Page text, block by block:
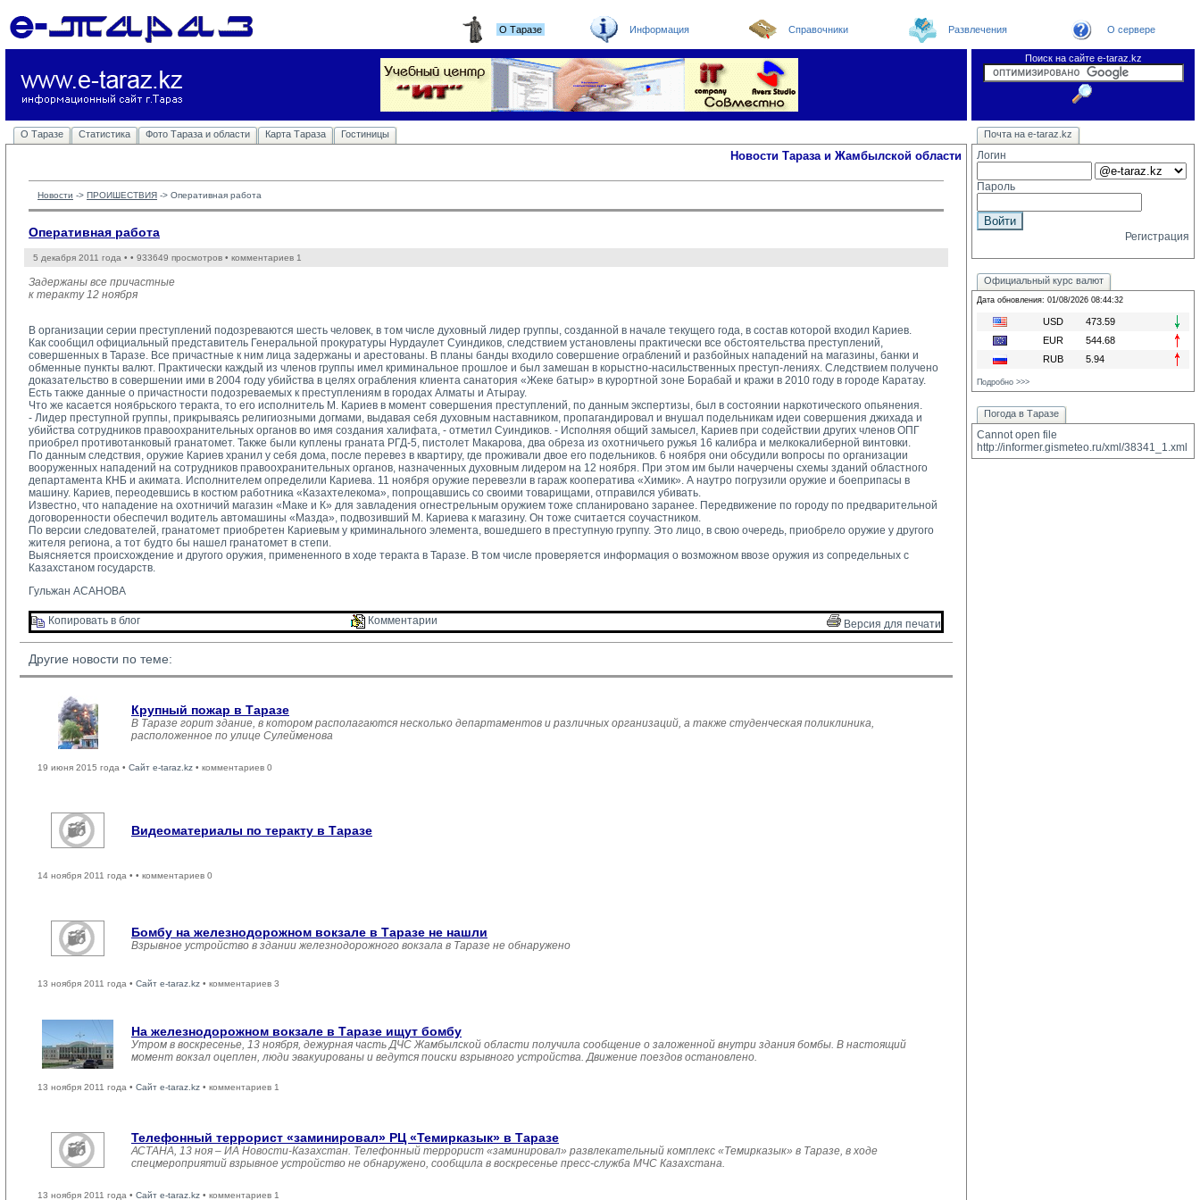
О Таразе Информация Справочники Развлечения О сервере
Поиск на сайте e-taraz.kz
О Таразе Статистика Фото Тараза и области Карта Тараза Гостиницы Новости Погода в Таразе
Телефоный справочник
Видеоконференция
Новости e-taraz
Новости Тараза и Жамбылской области
Новости -> ПРОИШЕСТВИЯ -> Оперативная работа
Оперативная работа
5 декабря 2011 года • • 933649 просмотров • комментариев 1
Задержаны все причастные
к теракту 12 ноября
В организации серии преступлений подозреваются шесть человек, в том числе духовный лидер группы, созданной в начале текущего года, в состав которой входил Кариев.
Как сообщил официальный представитель Генеральной прокуратуры Нурдаулет Суиндиков, следствием установлены практически все обстоятельства преступлений,
совершенных в Таразе. Все причастные к ним лица задержаны и арестованы. В планы банды входило совершение ограблений и разбойных нападений на магазины, банки и
обменные пункты валют. Практически каждый из членов группы имел криминальное прошлое и был замешан в корыстно-насильственных преступ-лениях. Следствием получено
доказательство в совершении ими в 2004 году убийства в целях ограбления клиента санатория «Жеке батыр» в курортной зоне Борабай и кражи в 2010 году в городе Каратау.
Есть также данные о причастности подозреваемых к преступлениям в городах Алматы и Атырау.
Что же касается ноябрьского теракта, то его исполнитель М. Кариев в момент совершения преступлений, по данным экспертизы, был в состоянии наркотического опьянения.
- Лидер преступной группы, прикрываясь религиозными догмами, выдавая себя духовным наставником, пропагандировал и внушал подельникам идеи совершения джихада и
убийства сотрудников правоохранительных органов во имя создания халифата, - отметил Суиндиков. - Исполняя общий замысел, Кариев при содействии других членов ОПГ
приобрел противотанковый гранатомет. Также были куплены граната РГД-5, пистолет Макарова, два обреза из охотничьего ружья 16 калибра и мелкокалиберной винтовки.
По данным следствия, оружие Кариев хранил у себя дома, после перевез в квартиру, где проживали двое его подельников. 6 ноября они обсудили вопросы по организации
вооруженных нападений на сотрудников правоохранительных органов, назначенных духовным лидером на 12 ноября. При этом им были начерчены схемы зданий областного
департамента КНБ и акимата. Исполнителем определили Кариева. 11 ноября оружие перевезли в гараж кооператива «Химик». А наутро погрузили оружие и боеприпасы в
машину. Кариев, переодевшись в костюм работника «Казахтелекома», попрощавшись со своими товарищами, отправился убивать.
Известно, что нападение на охотничий магазин «Маке и К» для завладения огнестрельным оружием тоже спланировано заранее. Передвижение по городу по предварительной
договоренности обеспечил водитель автомашины «Мазда», подвозивший М. Кариева к магазину. Он тоже считается соучастником.
По версии следователей, гранатомет приобретен Кариевым у криминального элемента, вошедшего в преступную группу. Это лицо, в свою очередь, приобрело оружие у другого
жителя региона, а тот будто бы нашел гранатомет в степи.
Выясняется происхождение и другого оружия, примененного в ходе теракта в Таразе. В том числе проверяется информация о возможном ввозе оружия из сопредельных с
Казахстаном государств.
Гульжан АСАНОВА
Копировать в блог Комментарии Версия для печати
Другие новости по теме:
Крупный пожар в Таразе
В Таразе горит здание, в котором располагаются несколько департаментов и различных организаций, а также студенческая поликлиника,
расположенное по улице Сулейменова
19 июня 2015 года • Сайт e-taraz.kz • комментариев 0
Видеоматериалы по теракту в Таразе
14 ноября 2011 года • • комментариев 0
Бомбу на железнодорожном вокзале в Таразе не нашли
Взрывное устройство в здании железнодорожного вокзала в Таразе не обнаружено
13 ноября 2011 года • Сайт e-taraz.kz • комментариев 3
На железнодорожном вокзале в Таразе ищут бомбу
Утром в воскресенье, 13 ноября, дежурная часть ДЧС Жамбылской области получила сообщение о заложенной внутри здания бомбы. В настоящий
момент вокзал оцеплен, люди эвакуированы и ведутся поиски взрывного устройства. Движение поездов остановлено.
13 ноября 2011 года • Сайт e-taraz.kz • комментариев 1
Телефонный террорист «заминировал» РЦ «Темирказык» в Таразе
АСТАНА, 13 ноя – ИА Новости-Казахстан. Телефонный террорист «заминировал» развлекательный комплекс «Темирказык» в Таразе, в ходе
спецмероприятий взрывное устройство не обнаружено, сообщила в воскресенье пресс-служба МЧС Казахстана.
13 ноября 2011 года • Сайт e-taraz.kz • комментариев 1
Почта на e-taraz.kz
Логин
Пароль
Регистрация
Официальный курс валют
Дата обновления: 01/08/2026 08:44:32
USD
473.59
EUR
544.68
RUB
5.94
Подробно >>>
Погода в Таразе
Cannot open file
http://informer.gismeteo.ru/xml/38341_1.xml